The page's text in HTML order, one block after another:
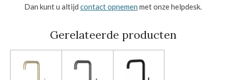
Dan kunt u altijd contact opnemen met onze helpdesk.
Gerelateerde producten